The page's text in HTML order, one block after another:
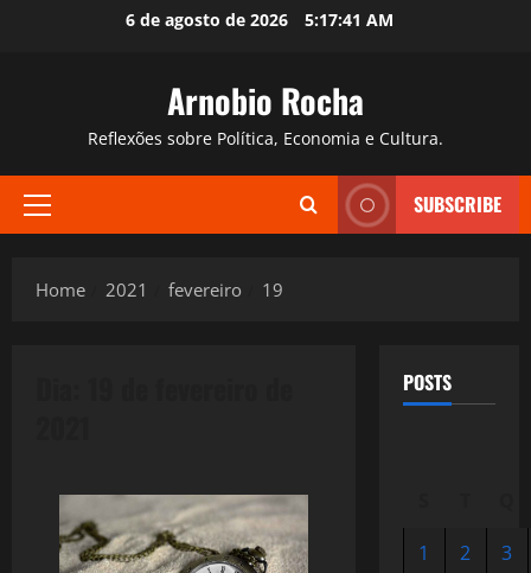
6 de agosto de 2026 5:17:42 AM
Arnobio Rocha
Reflexões sobre Política, Economia e Cultura.
Primary
SUBSCRIBE
Home 2021 fevereiro 19
POSTS
1
2
3